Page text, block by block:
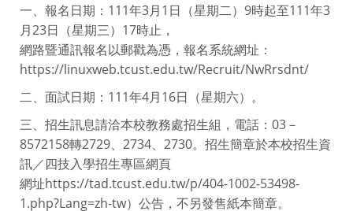
一、報名日期：111年3月1日（星期二）9時起至111年3
月23日（星期三）17時止，
網路暨通訊報名以郵戳為憑，報名系統網址：
https://linuxweb.tcust.edu.tw/Recruit/NwRrsdnt/
二、面試日期：111年4月16日（星期六）。
三、招生訊息請洽本校教務處招生組，電話：03－
8572158轉2729、2734、2730。招生簡章於本校招生資
訊／四技入學招生專區網頁
網址https://tad.tcust.edu.tw/p/404-1002-53498-
1.php?Lang=zh-tw）公告，不另發售紙本簡章。